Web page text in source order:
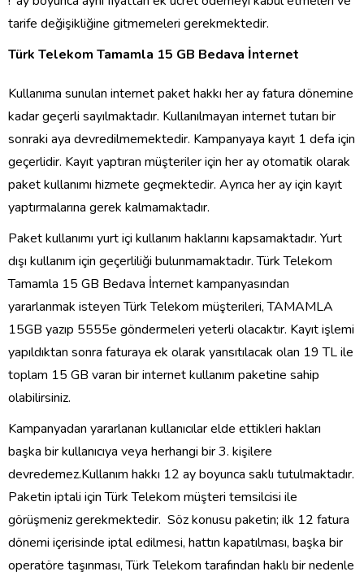
tarife değişikliğine gitmemeleri gerekmektedir.
Türk Telekom Tamamla 15 GB Bedava İnternet
Kullanıma sunulan internet paket hakkı her ay fatura dönemine
kadar geçerli sayılmaktadır. Kullanılmayan internet tutarı bir
sonraki aya devredilmemektedir. Kampanyaya kayıt 1 defa için
geçerlidir. Kayıt yaptıran müşteriler için her ay otomatik olarak
paket kullanımı hizmete geçmektedir. Ayrıca her ay için kayıt
yaptırmalarına gerek kalmamaktadır.
Paket kullanımı yurt içi kullanım haklarını kapsamaktadır. Yurt
dışı kullanım için geçerliliği bulunmamaktadır.Türk Telekom
Tamamla 15 GB Bedava İnternetkampanyasından
yararlanmak isteyen Türk Telekom müşterileri, TAMAMLA
15GB yazıp 5555e göndermeleri yeterli olacaktır. Kayıt işlemi
yapıldıktan sonra faturaya ek olarak yansıtılacak olan 19 TL ile
toplam 15 GB varan bir internet kullanım paketine sahip
olabilirsiniz.
Kampanyadan yararlanan kullanıcılar elde ettikleri hakları
başka bir kullanıcıya veya herhangi bir 3. kişilere
devredemez.Kullanım hakkı 12 ay boyunca saklı tutulmaktadır.
Paketin iptali için Türk Telekom müşteri temsilcisi ile
görüşmeniz gerekmektedir. Söz konusu paketin; ilk 12 fatura
dönemi içerisinde iptal edilmesi, hattın kapatılması, başka bir
operatöre taşınması, Türk Telekom tarafından haklı bir nedenle